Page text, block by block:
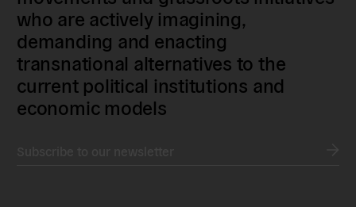
who are actively imagining,
demanding and enacting
transnational alternatives to the
current political institutions and
economic models